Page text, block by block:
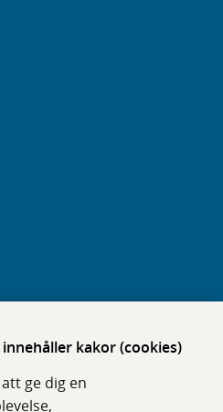
kakor (cookies)
ge dig en